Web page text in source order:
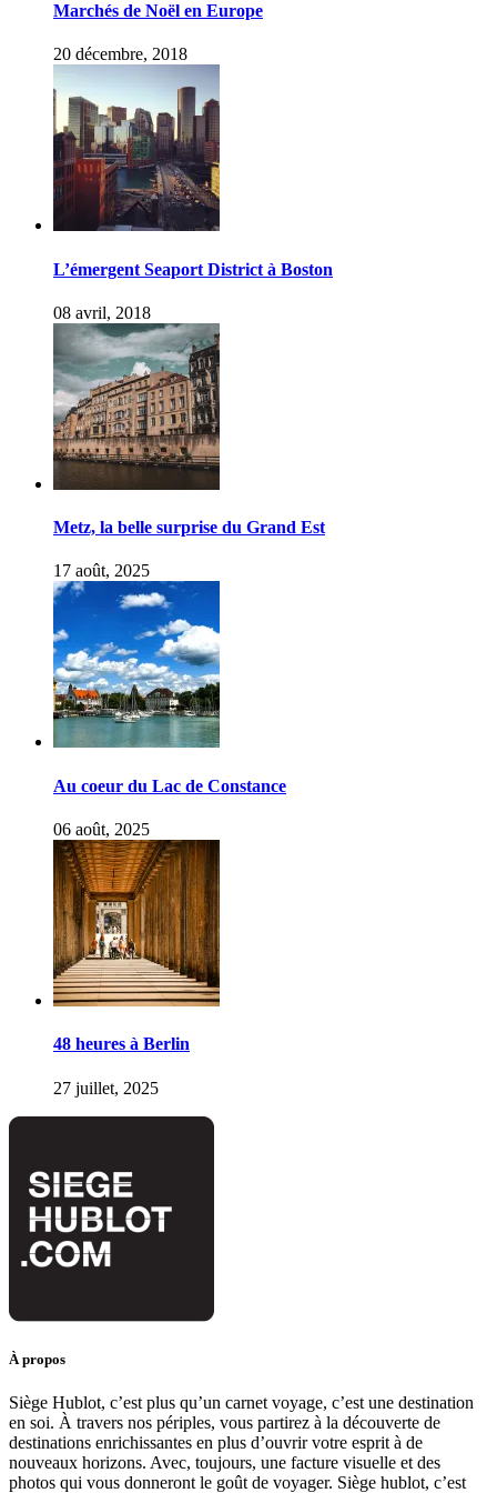
Marchés de Noël en Europe
20 décembre, 2018
L’émergent Seaport District à Boston
08 avril, 2018
Metz, la belle surprise du Grand Est
17 août, 2025
Au coeur du Lac de Constance
06 août, 2025
48 heures à Berlin
27 juillet, 2025
À propos
Siège Hublot, c’est plus qu’un carnet voyage, c’est une destination
en soi. À travers nos périples, vous partirez à la découverte de
destinations enrichissantes en plus d’ouvrir votre esprit à de
nouveaux horizons. Avec, toujours, une facture visuelle et des
photos qui vous donneront le goût de voyager. Siège hublot, c’est